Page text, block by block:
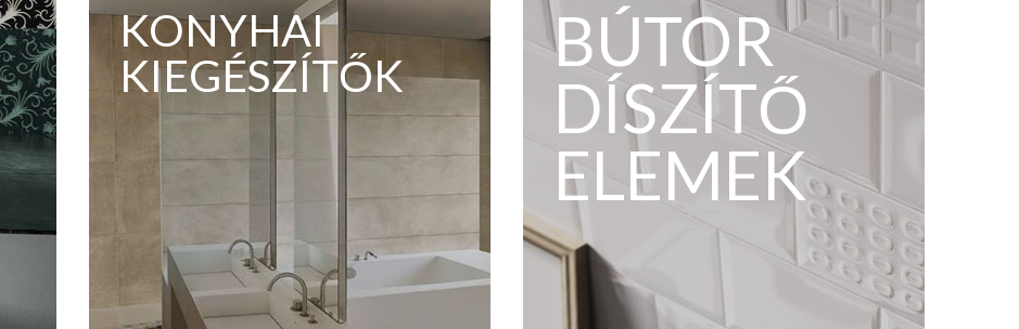
KONYHAI
KIEGÉSZÍTŐK
BÚTOR
DÍSZÍTŐ
ELEMEK